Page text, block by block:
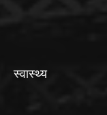
स्वास्थ्य